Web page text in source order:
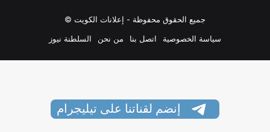
جميع الحقوق محفوظة - إعلانات الكويت ©
سياسة الخصوصية
اتصل بنا من نحن السلطنة نيوز
إنضم لقناتنا على تيليجرام